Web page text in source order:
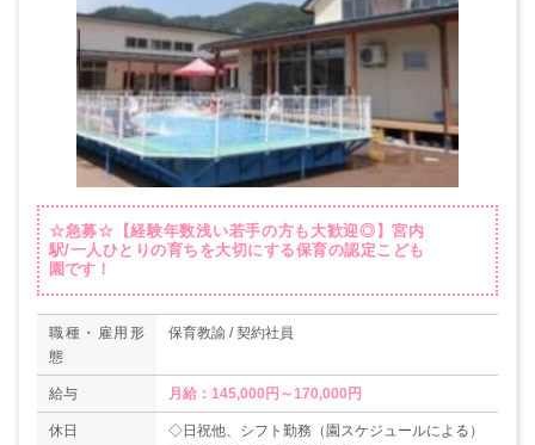
☆急募☆【経験年数浅い若手の方も大歓迎◎】宮内
駅/一人ひとりの育ちを大切にする保育の認定こども
園です！
職種・雇用形
態
保育教諭 / 契約社員
給与 月給：145,000円～170,000円
休日
◇日祝他、シフト勤務（園スケジュールによる）